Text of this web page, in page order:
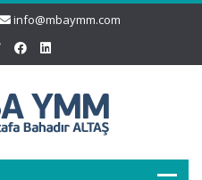
info@mbaymm.com